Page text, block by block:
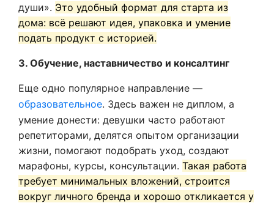
души». Это удобный формат для старта из
дома: всё решают идея, упаковка и умение
подать продукт с историей.
3. Обучение, наставничество и консалтинг
Еще одно популярное направление —
образовательное. Здесь важен не диплом, а
умение донести: девушки часто работают
репетиторами, делятся опытом организации
жизни, помогают подобрать уход, создают
марафоны, курсы, консультации. Такая работа
требует минимальных вложений, строится
вокруг личного бренда и хорошо откликается у